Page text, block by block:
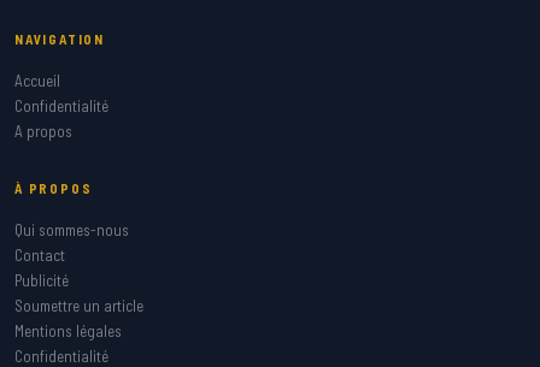
NAVIGATION
Accueil
Confidentialité
A propos
À PROPOS
Qui sommes-nous
Contact
Publicité
Soumettre un article
Mentions légales
Confidentialité